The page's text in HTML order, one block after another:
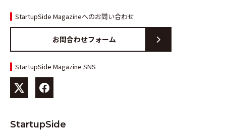
StartupSide Magazineへのお問い合わせ
お問合わせフォーム
StartupSide Magazine SNS
StartupSide